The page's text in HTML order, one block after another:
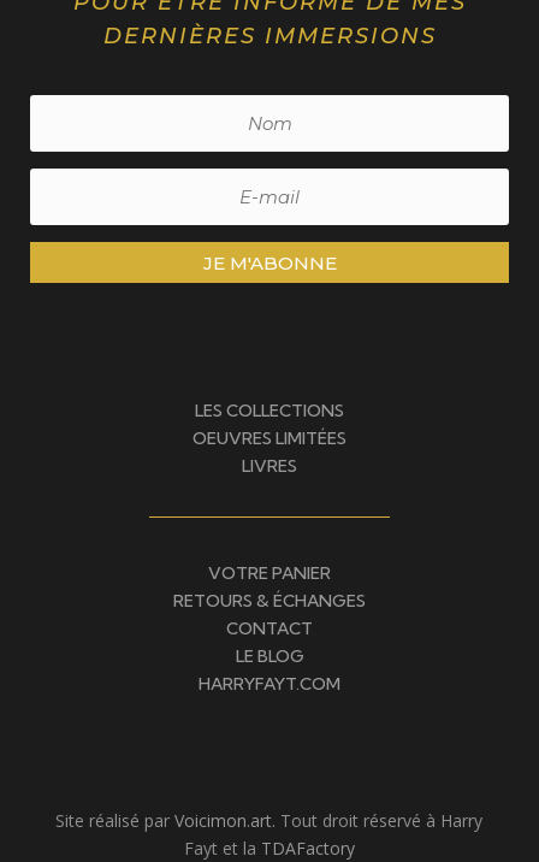
DERNIÈRES IMMERSIONS
JE M'ABONNE
LES COLLECTIONS
OEUVRES LIMITÉES
LIVRES
VOTRE PANIER
RETOURS & ÉCHANGES
CONTACT
LE BLOG
HARRYFAYT.COM
Site réalisé parVoicimon.art. Tout droit réservé à Harry
Fayt et la TDAFactory